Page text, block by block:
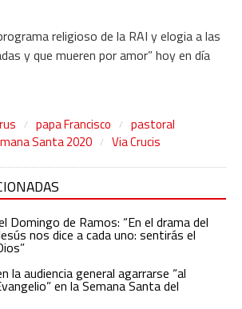
religioso de la RAI y elogia a las
y que mueren por amor” hoy en día
papa Francisco
pastoral
Santa 2020 Via Crucis
Domingo de Ramos: “En el drama del
nos dice a cada uno: sentirás el
la audiencia general agarrarse “al
en la Semana Santa del